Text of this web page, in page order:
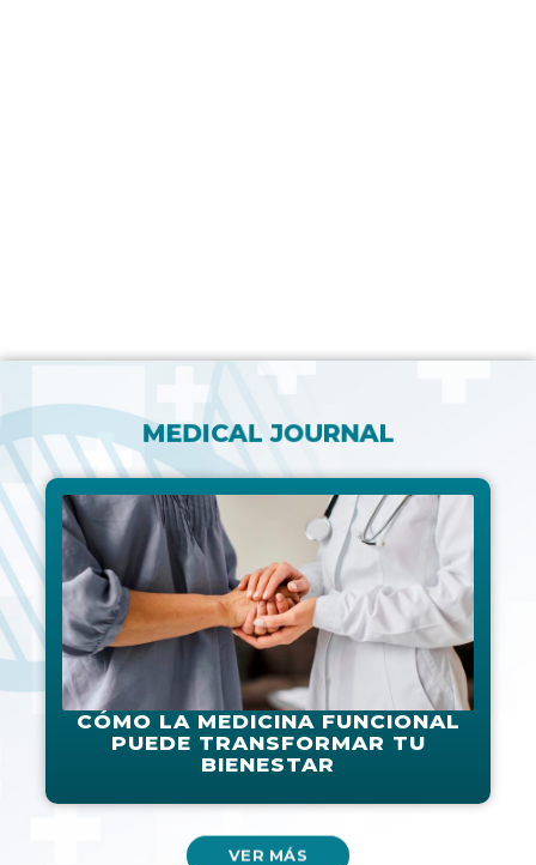
MEDICAL JOURNAL
CÓMO LA MEDICINA FUNCIONAL
PUEDE TRANSFORMAR TU
BIENESTAR
VER MÁS